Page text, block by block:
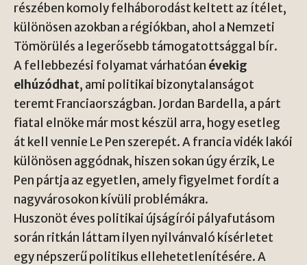
részében komoly felháborodást keltett az ítélet,
különösen azokban a régiókban, ahol a Nemzeti
Tömörülés a legerősebb támogatottsággal bír.
A fellebbezési folyamat várhatóan évekig
elhúzódhat, ami politikai bizonytalanságot
teremt Franciaországban. Jordan Bardella, a párt
fiatal elnöke már most készül arra, hogy esetleg
át kell vennie Le Pen szerepét. A francia vidék lakói
különösen aggódnak, hiszen sokan úgy érzik, Le
Pen pártja az egyetlen, amely figyelmet fordít a
nagyvárosokon kívüli problémákra.
Huszonöt éves politikai újságírói pályafutásom
során ritkán láttam ilyen nyilvánvaló kísérletet
egy népszerű politikus ellehetetlenítésére. A